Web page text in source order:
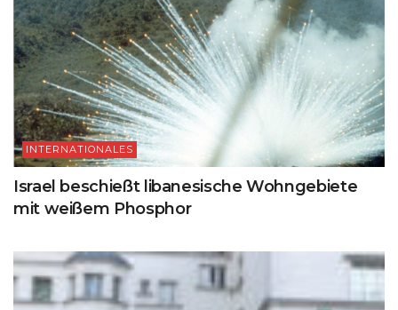
INTERNATIONALES
Israel beschießt libanesische Wohngebiete
mit weißem Phosphor